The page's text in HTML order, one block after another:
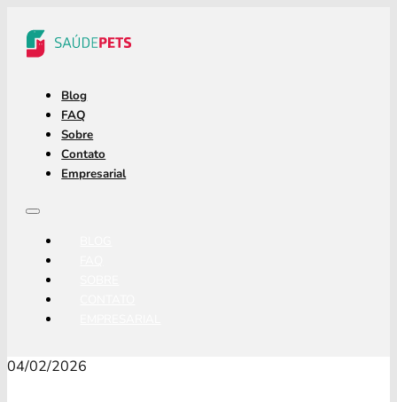
Blog
FAQ
Sobre
Contato
Empresarial
04/02/2026